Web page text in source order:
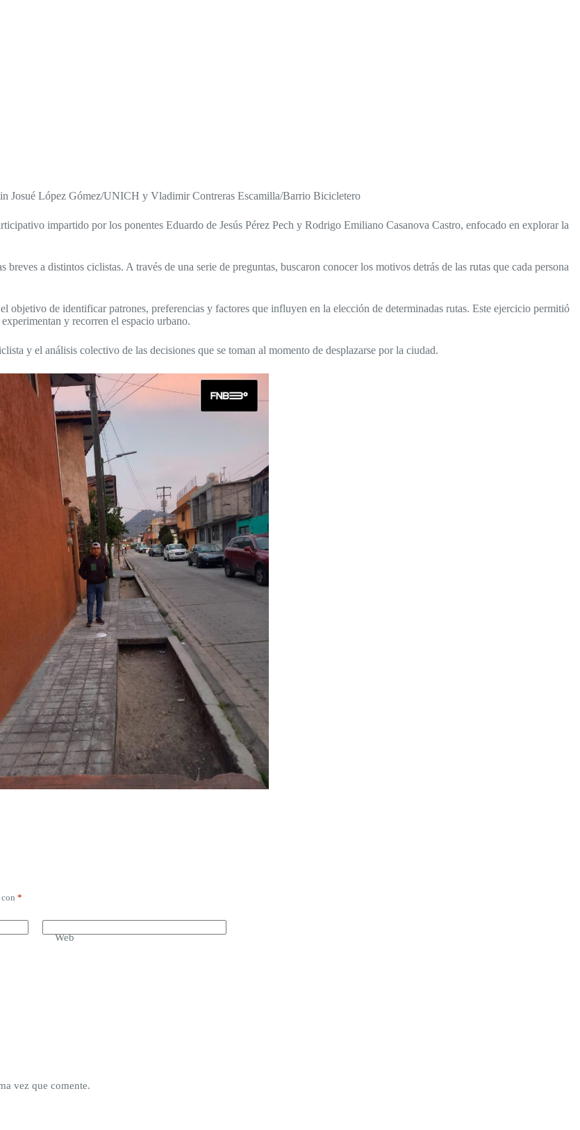
López Gómez/UNICH y Vladimir Contreras Escamilla/Barrio Bicicletero
impartido por los ponentes Eduardo de Jesús Pérez Pech y Rodrigo Emiliano Casanova Castro, enfocado en explorar la
a distintos ciclistas. A través de una serie de preguntas, buscaron conocer los motivos detrás de las rutas que cada persona
objetivo de identificar patrones, preferencias y factores que influyen en la elección de determinadas rutas. Este ejercicio permitió
y recorren el espacio urbano.
y el análisis colectivo de las decisiones que se toman al momento de desplazarse por la ciudad.
*
Web
vez que comente.